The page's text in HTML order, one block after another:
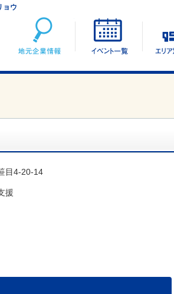
ョウ
地元企業情報 イベン
目4-20-14
援